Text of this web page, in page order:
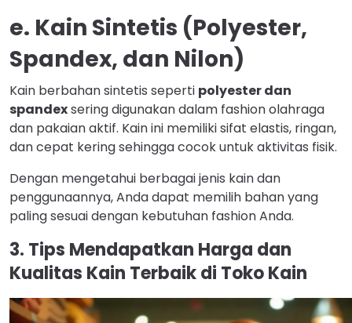
e. Kain Sintetis (Polyester,
Spandex, dan Nilon)
Kain berbahan sintetis seperti polyester dan
spandexsering digunakan dalam fashion olahraga
dan pakaian aktif. Kain ini memiliki sifat elastis, ringan,
dan cepat kering sehingga cocok untuk aktivitas fisik.
Dengan mengetahui berbagai jenis kain dan
penggunaannya, Anda dapat memilih bahan yang
paling sesuai dengan kebutuhan fashion Anda.
3. Tips Mendapatkan Harga dan
Kualitas Kain Terbaik di Toko Kain